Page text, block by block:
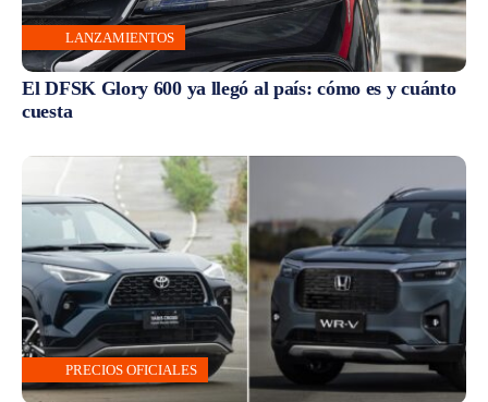
LANZAMIENTOS
El DFSK Glory 600 ya llegó al país: cómo es y cuánto
cuesta
PRECIOS OFICIALES